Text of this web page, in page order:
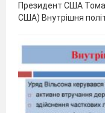
Президент США
США) Внутрішня